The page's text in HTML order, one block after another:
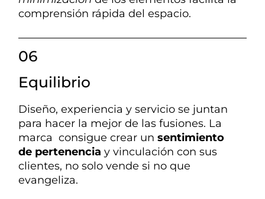
comprensión rápida del espacio.
06
Equilibrio
Diseño, experiencia y servicio se juntan
para hacer la mejor de las fusiones. La
marca consigue crear unsentimiento
de pertenencia y vinculación con sus
clientes, no solo vende si no que
evangeliza.